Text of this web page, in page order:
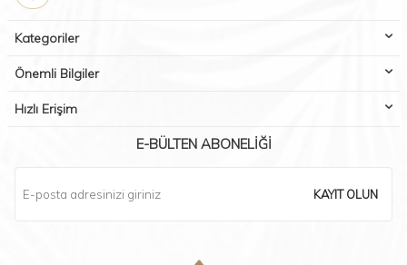
Kategoriler
Önemli Bilgiler
Hızlı Erişim
E-BÜLTEN ABONELIĞI
KAYIT OLUN